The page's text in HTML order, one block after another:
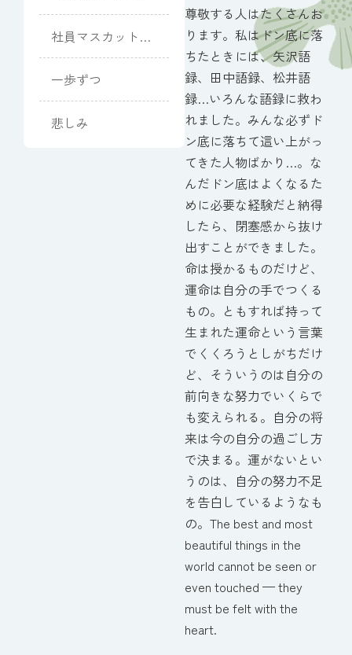
仏前」の違い
開催】向日葵と夏
光のピアノコンサ
ート
社員マスカット
(Muscat)
一歩ずつ
悲しみ
尊敬する人はたくさんお
ります。私はドン底に落
ちたときには、矢沢語
録、田中語録、松井語
録…いろんな語録に救わ
れました。みんな必ずド
ン底に落ちて這い上がっ
てきた人物ばかり…。な
んだドン底はよくなるた
めに必要な経験だと納得
したら、閉塞感から抜け
出すことができました。
命は授かるものだけど、
運命は自分の手でつくる
もの。ともすれば持って
生まれた運命という言葉
でくくろうとしがちだけ
ど、そういうのは自分の
前向きな努力でいくらで
も変えられる。自分の将
来は今の自分の過ごし方
で決まる。運がないとい
うのは、自分の努力不足
を告白しているようなも
の。The best and most
beautiful things in the
world cannot be seen or
even touched — they
must be felt with the
heart.